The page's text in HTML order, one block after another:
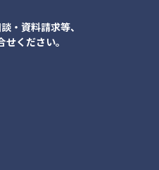
・資料請求等、
ください。